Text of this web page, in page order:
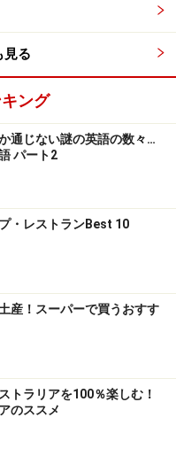
見る
ング
通じない謎の英語の数々…
パート2
・レストランBest 10
産！スーパーで買うおすす
トラリアを100％楽しむ！
のススメ